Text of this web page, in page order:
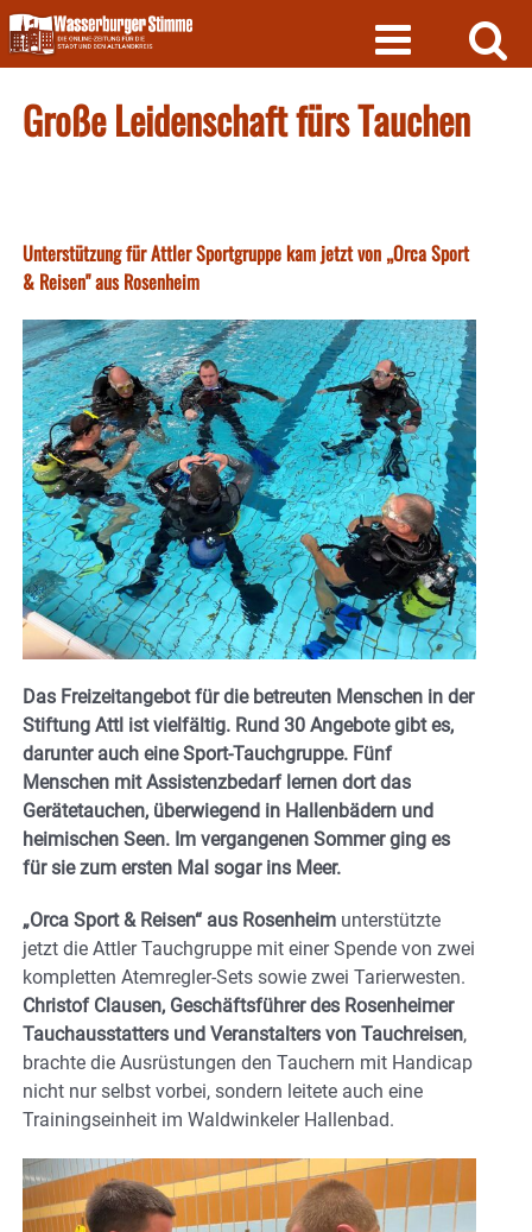
Skip
to
content
Große Leidenschaft fürs Tauchen
Unterstützung für Attler Sportgruppe kam jetzt von „Orca Sport
& Reisen" aus Rosenheim
Das Freizeitangebot für die betreuten Menschen in der
Stiftung Attl ist vielfältig. Rund 30 Angebote gibt es,
darunter auch eine Sport-Tauchgruppe. Fünf
Menschen mit Assistenzbedarf lernen dort das
Gerätetauchen, überwiegend in Hallenbädern und
heimischen Seen. Im vergangenen Sommer ging es
für sie zum ersten Mal sogar ins Meer.
„Orca Sport & Reisen“ aus Rosenheim unterstützte
jetzt die Attler Tauchgruppe mit einer Spende von zwei
kompletten Atemregler-Sets sowie zwei Tarierwesten.
Christof Clausen, Geschäftsführer des Rosenheimer
Tauchausstatters und Veranstalters von Tauchreisen,
brachte die Ausrüstungen den Tauchern mit Handicap
nicht nur selbst vorbei, sondern leitete auch eine
Trainingseinheit im Waldwinkeler Hallenbad.